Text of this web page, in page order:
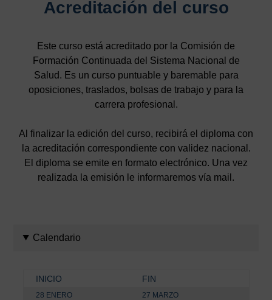
Acreditación del curso
Este curso está acreditado por la Comisión de
Formación Continuada del Sistema Nacional de
Salud. Es un curso puntuable y baremable para
oposiciones, traslados, bolsas de trabajo y para la
carrera profesional.
Al finalizar la edición del curso, recibirá el diploma con
la acreditación correspondiente con validez nacional.
El diploma se emite en formato electrónico. Una vez
realizada la emisión le informaremos vía mail.
Calendario
INICIO FIN
28 ENERO
27 MARZO